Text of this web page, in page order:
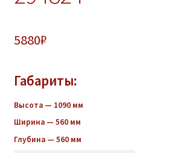
5880₽
Габариты:
Высота — 1090мм
Ширина — 560 мм
Глубина — 560 мм